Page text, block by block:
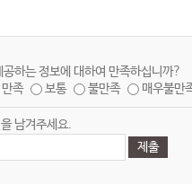
하는 정보에 대하여 만족하십니까?
만족 보통 불만족 매우불만
남겨주세요.